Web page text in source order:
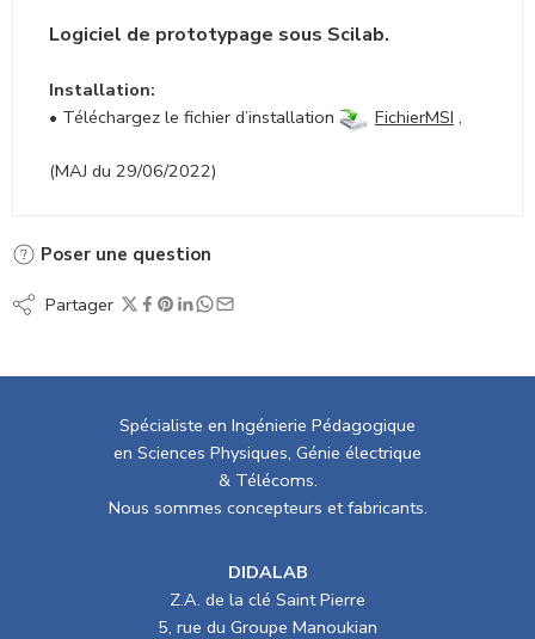
Logiciel de prototypage sous Scilab.
Installation:
• Téléchargez le fichier d’installation
FichierMSI ,
(MAJ du 29/06/2022)
Poser une question
Partager
Spécialiste en Ingénierie Pédagogique
en Sciences Physiques, Génie électrique
& Télécoms.
Nous sommes concepteurs et fabricants.
DIDALAB
Z.A. de la clé Saint Pierre
5, rue du Groupe Manoukian